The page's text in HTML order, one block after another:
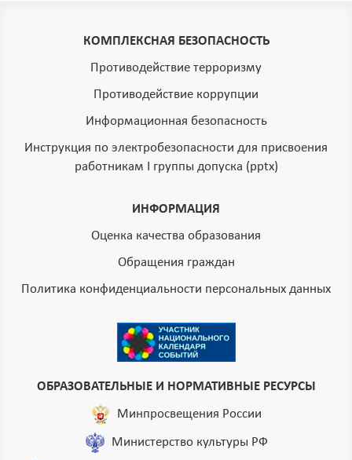
КОМПЛЕКСНАЯ БЕЗОПАСНОСТЬ
Противодействие терроризму
Противодействие коррупции
Информационная безопасность
Инструкция по электробезопасности для присвоения
работникам I группы допуска (pptx)
ИНФОРМАЦИЯ
Оценка качества образования
Обращения граждан
Политика конфиденциальности персональных данных
ОБРАЗОВАТЕЛЬНЫЕ И НОРМАТИВНЫЕ РЕСУРСЫ
Минпросвещения России
Министерство культуры РФ